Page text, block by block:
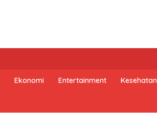
Ekonomi Entertainment Kesehatan